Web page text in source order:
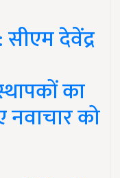
देवेंद्र
का
नवाचार को